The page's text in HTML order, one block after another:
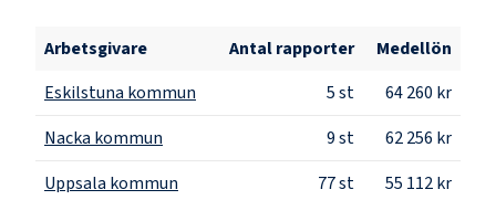
Arbetsgivare Antal rapporter
Medellön
Eskilstuna kommun
5st
64 260 kr
Nacka kommun
9st
62 256 kr
Uppsala kommun
77st
55 112 kr